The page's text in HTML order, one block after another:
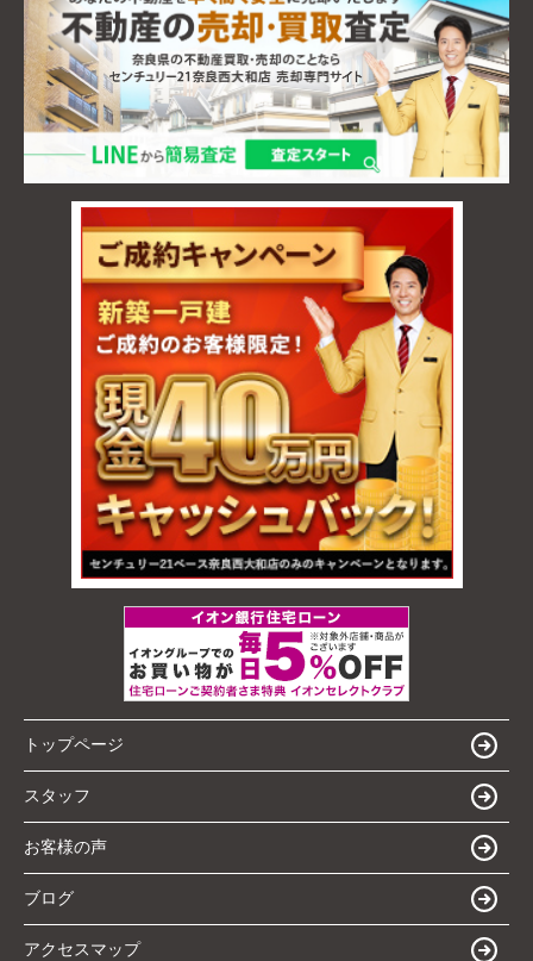
トップページ
スタッフ
お客様の声
ブログ
アクセスマップ